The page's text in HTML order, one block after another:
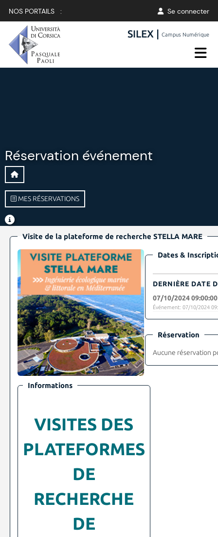
NOS PORTAILS : Se connecter
SILEX |Campus Numérique
Réservation événement
MES RÉSERVATIONS
Visite de la plateforme de recherche STELLA MARE
Informations
VISITES DES
PLATEFORMES
DE
RECHERCHE
DE
Dates &
DERNIÈRE DATE
07/10/2024 09:00:00
Événement: 07/10/2024
Réservation
Aucune réservation